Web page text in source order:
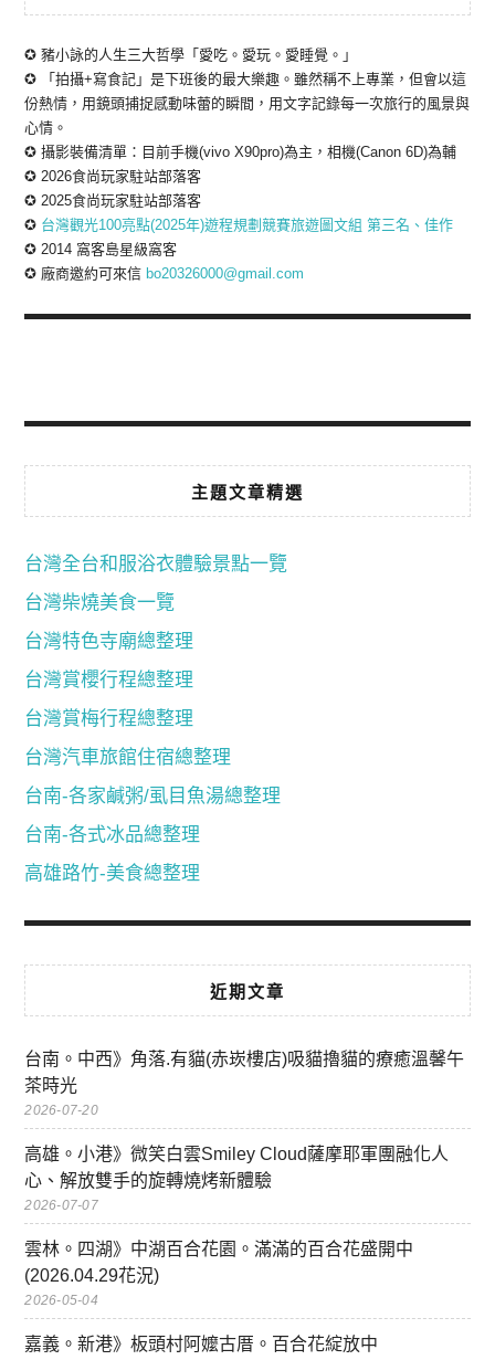
✪ 豬小詠的人生三大哲學「愛吃。愛玩。愛睡覺。」
✪ 「拍攝+寫食記」是下班後的最大樂趣。雖然稱不上專業，但會以這
份熱情，用鏡頭捕捉感動味蕾的瞬間，用文字記錄每一次旅行的風景與
心情。
✪ 攝影裝備清單：目前手機(vivo X90pro)為主，相機(Canon 6D)為輔
✪ 2026食尚玩家駐站部落客
✪ 2025食尚玩家駐站部落客
✪ 台灣觀光100亮點(2025年)遊程規劃競賽旅遊圖文組 第三名、佳作
✪ 2014 窩客島星級窩客
✪ 廠商邀約可來信 bo20326000@gmail.com
主題文章精選
台灣全台和服浴衣體驗景點一覽
台灣柴燒美食一覽
台灣特色寺廟總整理
台灣賞櫻行程總整理
台灣賞梅行程總整理
台灣汽車旅館住宿總整理
台南-各家鹹粥/虱目魚湯總整理
台南-各式冰品總整理
高雄路竹-美食總整理
近期文章
台南。中西》角落.有貓(赤崁樓店)吸貓擼貓的療癒溫馨午
茶時光
2026-07-20
高雄。小港》微笑白雲Smiley Cloud薩摩耶軍團融化人
心、解放雙手的旋轉燒烤新體驗
2026-07-07
雲林。四湖》中湖百合花園。滿滿的百合花盛開中
(2026.04.29花況)
2026-05-04
嘉義。新港》板頭村阿嬤古厝。百合花綻放中